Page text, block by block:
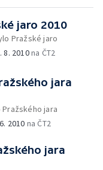
jaro 2010
Pražské jaro
8. 2010na ČT2
jara
Pražského jara
2010 na ČT2
jara